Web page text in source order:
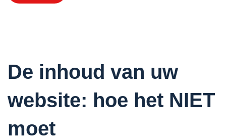
De inhoud van uw
website: hoe het NIET
moet